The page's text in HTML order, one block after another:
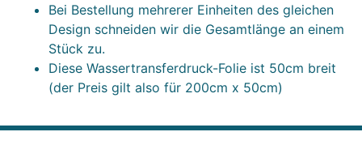
Bei Bestellung mehrerer Einheiten des gleichen
Design schneiden wir die Gesamtlänge an einem
Stück zu.
Diese Wassertransferdruck-Folie ist 50cm breit
(der Preis gilt also für 200cm x 50cm)